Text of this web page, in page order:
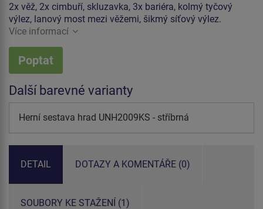
2x věž, 2x cimbuří, skluzavka, 3x bariéra, kolmý tyčový
výlez, lanový most mezi věžemi, šikmý síťový výlez.
Více informací
Poptat
Další barevné varianty
Herní sestava hrad UNH2009KS - stříbrná
DETAIL DOTAZY A KOMENTÁŘE (0)
SOUBORY KE STAŽENÍ (1)